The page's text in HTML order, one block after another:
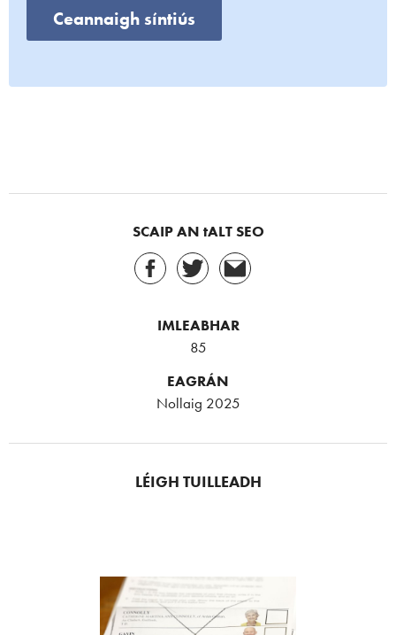
Ceannaigh síntiús
SCAIP AN tALT SEO
IMLEABHAR
85
EAGRÁN
Nollaig 2025
LÉIGH TUILLEADH